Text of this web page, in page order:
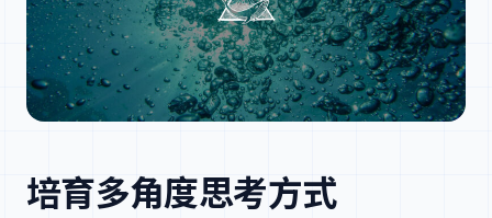
培育多角度思考方式